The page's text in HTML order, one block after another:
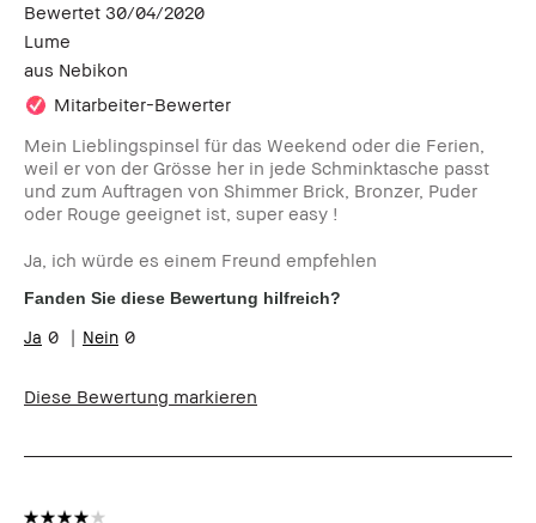
Bewertet 30/04/2020
Lume
aus Nebikon
Mitarbeiter-Bewerter
Mein Lieblingspinsel für das Weekend oder die Ferien,
weil er von der Grösse her in jede Schminktasche passt
und zum Auftragen von Shimmer Brick, Bronzer, Puder
oder Rouge geeignet ist, super easy !
Ja, ich würde es einem Freund empfehlen
Fanden Sie diese Bewertung hilfreich?
0 0
Diese Bewertung markieren